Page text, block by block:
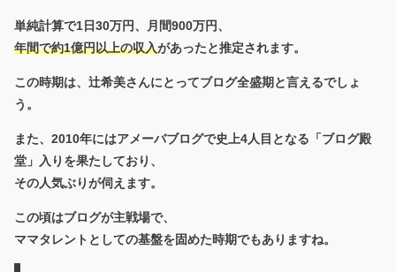
単純計算で1日30万円、月間900万円、
年間で約1億円以上の収入があったと推定されます。
この時期は、辻希美さんにとってブログ全盛期と言えるでしょ
う。
また、2010年にはアメーバブログで史上4人目となる「ブログ殿
堂」入り を果たしており、
その人気ぶりが伺えます。
この頃はブログが主戦場で、
ママタレントとしての基盤を固めた時期でもありますね。